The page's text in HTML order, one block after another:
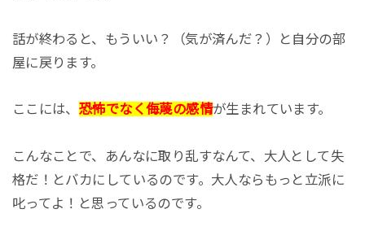
話が終わると、もういい？（気が済んだ？）と自分の部
屋に戻ります。
ここには、 恐怖でなく侮蔑の感情が生まれています。
こんなことで、あんなに取り乱すなんて、大人として失
格だ！とバカにしているのです。大人ならもっと立派に
叱ってよ！と思っているのです。